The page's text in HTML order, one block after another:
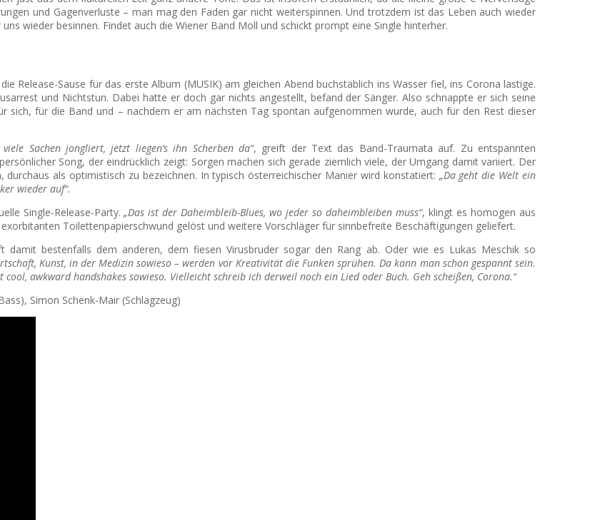
und Gagenverluste – man mag den Faden gar nicht weiterspinnen. Und trotzdem ist das Leben auch wieder
wieder besinnen. Findet auch die Wiener Band Moll und schickt prompt eine Single hinterher.
Release-Sause für das erste Album (MUSIK) am gleichen Abend buchstäblich ins Wasser fiel, ins Corona lastige.
und Nichtstun. Dabei hatte er doch gar nichts angestellt, befand der Sänger. Also schnappte er sich seine
sich, für die Band und – nachdem er am nächsten Tag spontan aufgenommen wurde, auch für den Rest dieser
Sachen jongliert, jetzt liegen’s ihn Scherben da“, greift der Text das Band-Traumata auf. Zu entspannten
Song, der eindrücklich zeigt: Sorgen machen sich gerade ziemlich viele, der Umgang damit variiert. Der
als optimistisch zu bezeichnen. In typisch österreichischer Manier wird konstatiert: „Da geht die Welt ein
wieder auf“.
Single-Release-Party.„Das ist der Daheimbleib-Blues, wo jeder so daheimbleiben muss“, klingt es homogen aus
Toilettenpapierschwund gelöst und weitere Vorschläger für sinnbefreite Beschäftigungen geliefert.
damit bestenfalls dem anderen, dem fiesen Virusbruder sogar den Rang ab. Oder wie es Lukas Meschik so
Kunst, in der Medizin sowieso – werden vor Kreativität die Funken sprühen. Da kann man schon gespannt sein.
awkward handshakes sowieso. Vielleicht schreib ich derweil noch ein Lied oder Buch. Geh scheißen, Corona.“
Simon Schenk-Mair (Schlagzeug)